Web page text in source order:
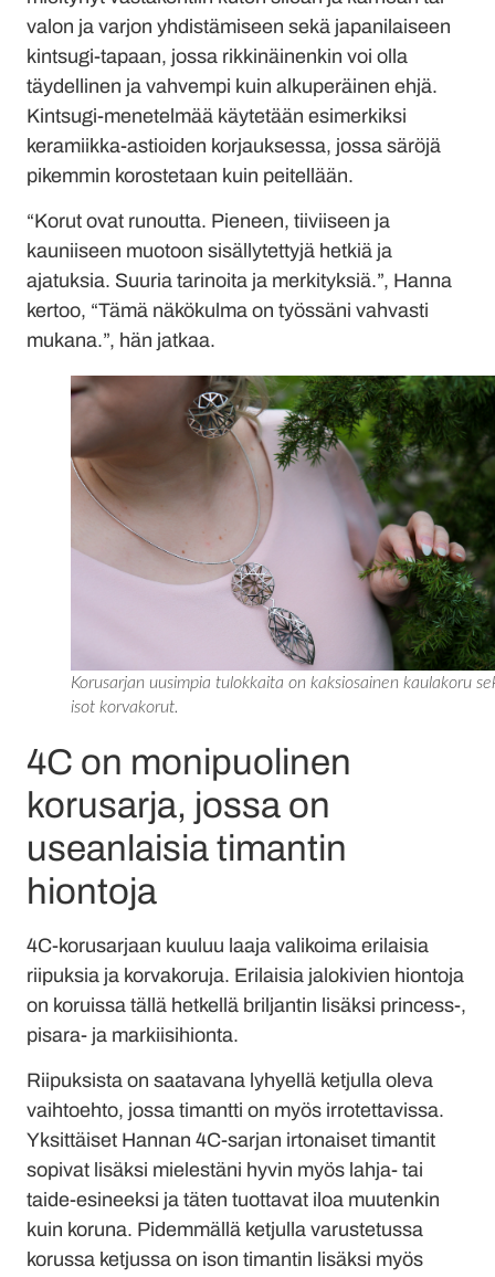
valon ja varjon yhdistämiseen sekä japanilaiseen
kintsugi-tapaan, jossa rikkinäinenkin voi olla
täydellinen ja vahvempi kuin alkuperäinen ehjä.
Kintsugi-menetelmää käytetään esimerkiksi
keramiikka-astioiden korjauksessa, jossa säröjä
pikemmin korostetaan kuin peitellään.
“Korut ovat runoutta. Pieneen, tiiviiseen ja
kauniiseen muotoon sisällytettyjä hetkiä ja
ajatuksia. Suuria tarinoita ja merkityksiä.”, Hanna
kertoo, “Tämä näkökulma on työssäni vahvasti
mukana.”, hän jatkaa.
Korusarjan uusimpia tulokkaita on kaksiosainen kaulakoru
isot korvakorut.
4C on monipuolinen
korusarja, jossa on
useanlaisia timantin
hiontoja
4C-korusarjaan kuuluu laaja valikoima erilaisia
riipuksia ja korvakoruja. Erilaisia jalokivien hiontoja
on koruissa tällä hetkellä briljantin lisäksi princess-,
pisara- ja markiisihionta.
Riipuksista on saatavana lyhyellä ketjulla oleva
vaihtoehto, jossa timantti on myös irrotettavissa.
Yksittäiset Hannan 4C-sarjan irtonaiset timantit
sopivat lisäksi mielestäni hyvin myös lahja- tai
taide-esineeksi ja täten tuottavat iloa muutenkin
kuin koruna. Pidemmällä ketjulla varustetussa
korussa ketjussa on ison timantin lisäksi myös